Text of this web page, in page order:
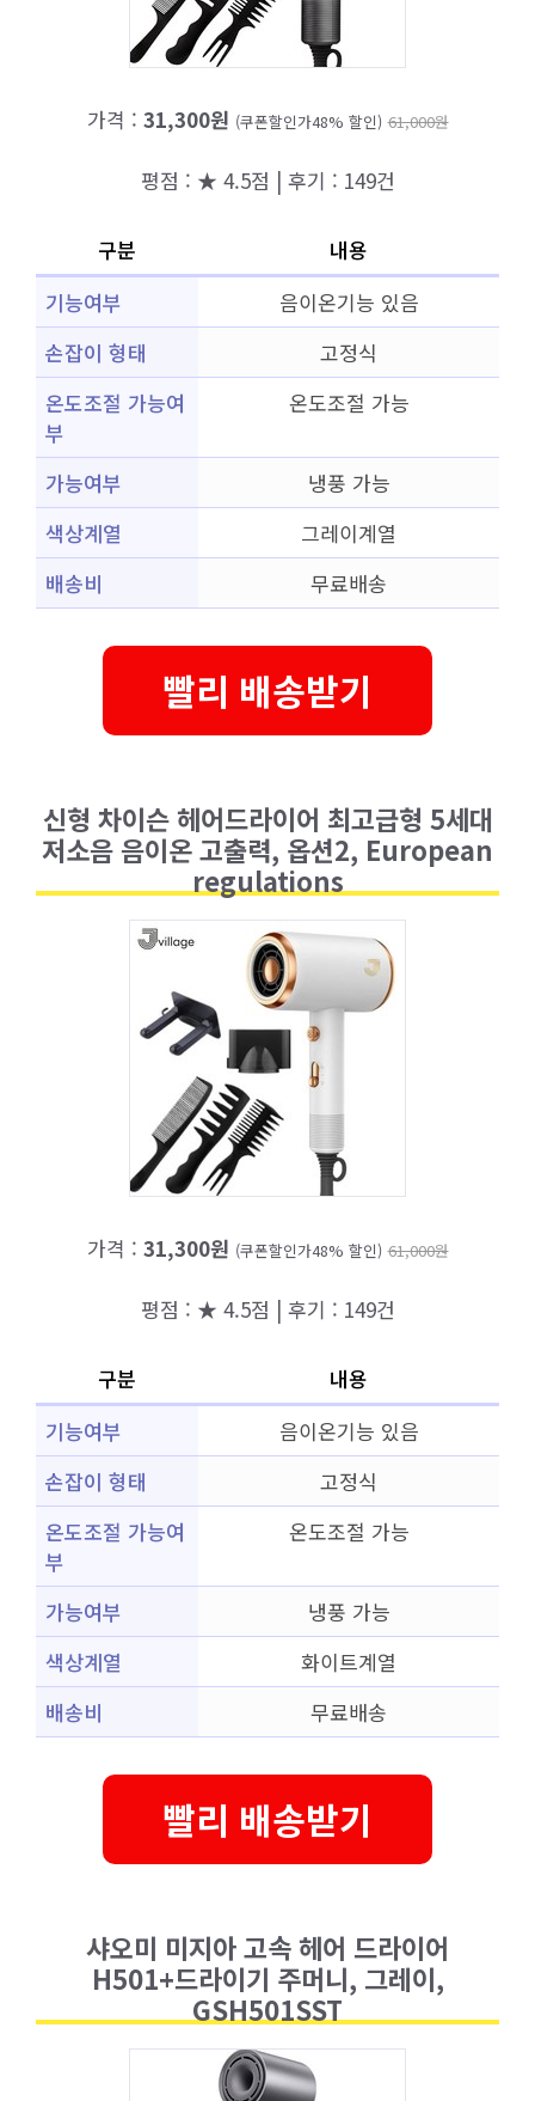
가격 : 31,300원 (쿠폰할인가48% 할인) 61,000원
평점 : ★ 4.5점 | 후기 : 149건
구분
내용
기능여부
음이온기능 있음
손잡이 형태
고정식
온도조절 가능여
부
온도조절 가능
가능여부
냉풍 가능
색상계열
그레이계열
배송비
무료배송
빨리 배송받기
신형 차이슨 헤어드라이어 최고급형 5세대
저소음 음이온 고출력, 옵션2, European
regulations
가격 : 31,300원 (쿠폰할인가48% 할인) 61,000원
평점 : ★ 4.5점 | 후기 : 149건
구분
내용
기능여부
음이온기능 있음
손잡이 형태
고정식
온도조절 가능여
부
온도조절 가능
가능여부
냉풍 가능
색상계열
화이트계열
배송비
무료배송
빨리 배송받기
샤오미 미지아 고속 헤어 드라이어
H501+드라이기 주머니, 그레이,
GSH501SST